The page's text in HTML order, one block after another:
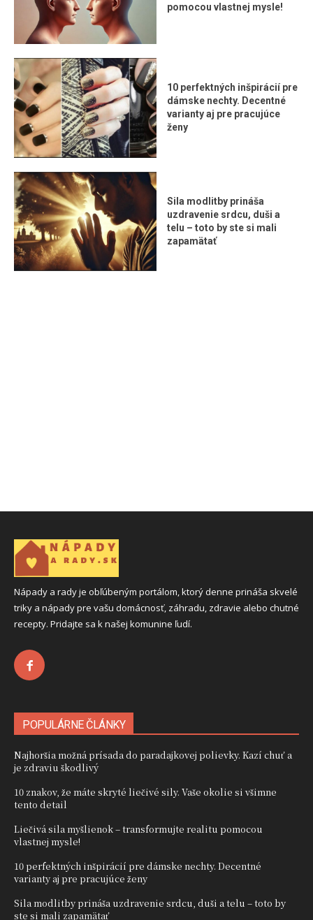
pomocou vlastnej mysle!
10 perfektných inšpirácií pre
dámske nechty. Decentné
varianty aj pre pracujúce
ženy
Sila modlitby prináša
uzdravenie srdcu, duši a
telu – toto by ste si mali
zapamätať
Nápady a rady je obľúbeným portálom, ktorý denne prináša skvelé
triky a nápady pre vašu domácnosť, záhradu, zdravie alebo chutné
recepty. Pridajte sa k našej komunine ľudí.
POPULÁRNE ČLÁNKY
Najhoršia možná prísada do paradajkovej polievky. Kazí chuť a
je zdraviu škodlivý
10 znakov, že máte skryté liečivé sily. Vaše okolie si všimne
tento detail
Liečivá sila myšlienok – transformujte realitu pomocou
vlastnej mysle!
10 perfektných inšpirácií pre dámske nechty. Decentné
varianty aj pre pracujúce ženy
Sila modlitby prináša uzdravenie srdcu, duši a telu – toto by
ste si mali zapamätať